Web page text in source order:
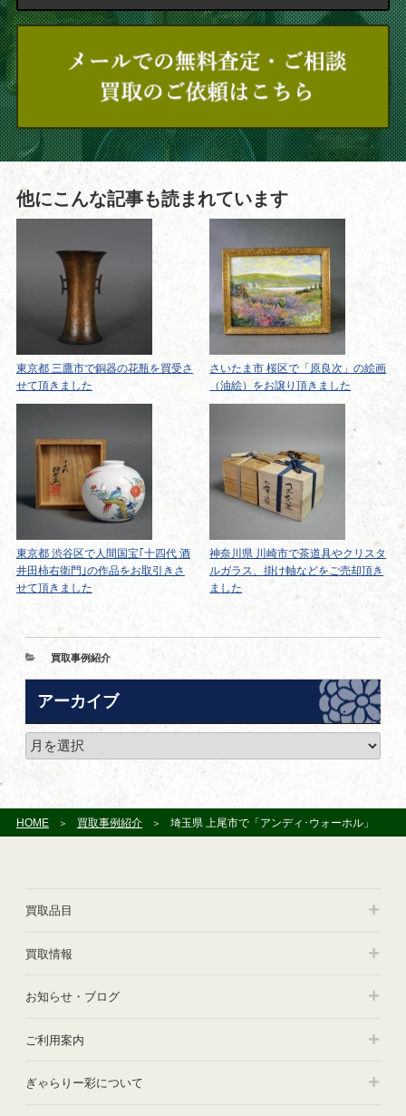
他にこんな記事も読まれています
東京都 三鷹市で銅器の花瓶を買受さ
せて頂きました
さいたま市 桜区で「原良次」の絵画
（油絵）をお譲り頂きました
東京都 渋谷区で人間国宝｢十四代 酒
井田柿右衛門｣の作品をお取引きさ
せて頂きました
神奈川県 川崎市で茶道具やクリスタ
ルガラス、掛け軸などをご売却頂き
ました
カ
リ
買取事例紹介
アーカイブ
ア
ー
ブ
HOME 買取事例紹介 埼玉県 上尾市で「アンディ･ウォーホル」や「ヒロ・ヤマガタ」の版画をお譲り頂きました
買取品目
買取情報
お知らせ・ブログ
ご利用案内
ぎゃらりー彩について